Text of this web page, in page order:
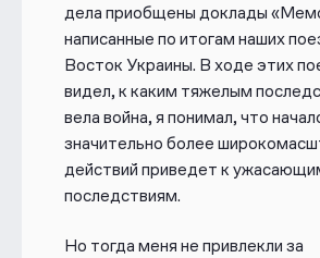
дела приобщены доклады
написанные по итогам наших
Восток Украины. В ходе этих
видел, к каким тяжелым
вела война, я понимал, что
значительно более
действий приведет к
последствиям.
Но тогда меня не привлекли за